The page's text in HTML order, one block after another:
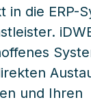
in die ERP-
und Ihren